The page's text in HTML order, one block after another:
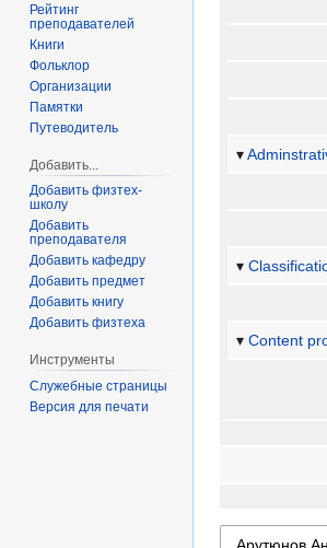
Content
Рейтинг
преподавателей
Книги
Фольклор
Организации
Памятки
Путеводитель
Добавить...
Добавить физтех-
школу
Добавить
преподавателя
Добавить кафедру
Добавить предмет
Добавить книгу
Добавить физтеха
Инструменты
Служебные страницы
Версия для печати